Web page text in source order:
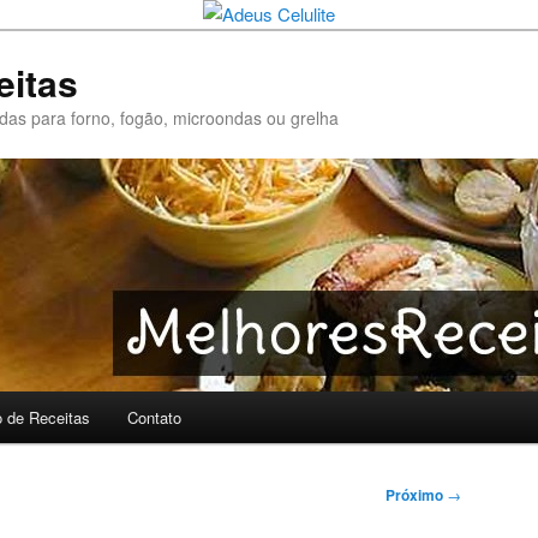
para forno, fogão, microondas ou grelha
de Receitas Contato
Próximo →